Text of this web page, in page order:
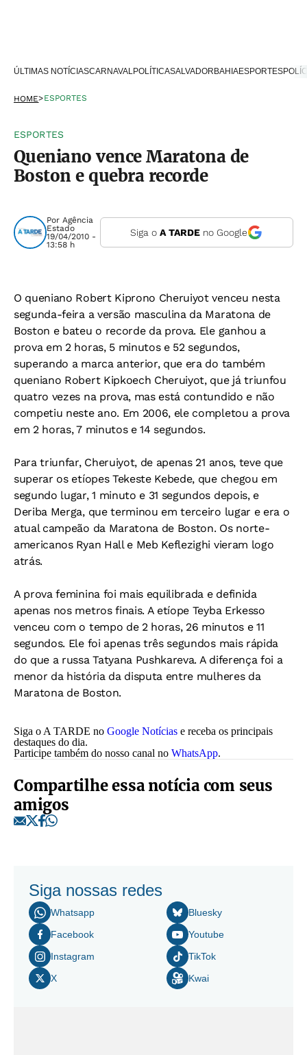
ÚLTIMAS NOTÍCIASCARNAVALPOLÍTICASALVADOR BAHIAESPORTES
HOME>ESPORTES
ESPORTES
Queniano vence Maratona de
Boston e quebra recorde
Por Agência
Estado
19/04/2010 -
13:58 h
Siga oA TARDE no Google
O queniano Robert Kiprono Cheruiyot venceu nesta
segunda-feira a versão masculina da Maratona de
Boston e bateu o recorde da prova. Ele ganhou a
prova em 2 horas, 5 minutos e 52 segundos,
superando a marca anterior, que era do também
queniano Robert Kipkoech Cheruiyot, que já triunfou
quatro vezes na prova, mas está contundido e não
competiu neste ano. Em 2006, ele completou a prova
em 2 horas, 7 minutos e 14 segundos.
Para triunfar, Cheruiyot, de apenas 21 anos, teve que
superar os etíopes Tekeste Kebede, que chegou em
segundo lugar, 1 minuto e 31 segundos depois, e
Deriba Merga, que terminou em terceiro lugar e era o
atual campeão da Maratona de Boston. Os norte-
americanos Ryan Hall e Meb Keflezighi vieram logo
atrás.
A prova feminina foi mais equilibrada e definida
apenas nos metros finais. A etíope Teyba Erkesso
venceu com o tempo de 2 horas, 26 minutos e 11
segundos. Ele foi apenas três segundos mais rápida
do que a russa Tatyana Pushkareva. A diferença foi a
menor da história da disputa entre mulheres da
Maratona de Boston.
Siga o A TARDE no Google Notícias e receba os principais
destaques do dia.
Participe também do nosso canal no WhatsApp.
Compartilhe essa notícia com seus
amigos
Siga nossas redes
Whatsapp
Facebook
Instagram
X
Bluesky
Youtube
TikTok
Kwai